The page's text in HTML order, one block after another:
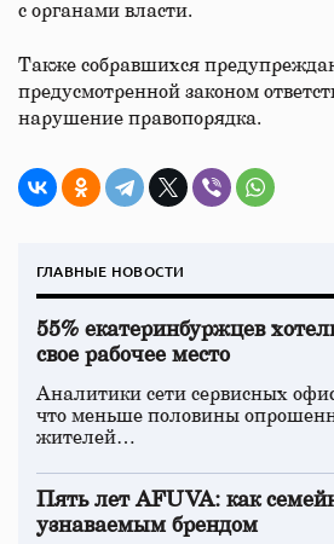
с органами власти.
Также собравшихся
предусмотренной законом
нарушение правопорядка.
ГЛАВНЫЕ НОВОСТИ
55% екатеринбуржцев
свое рабочее место
Аналитики сети сервисных
что меньше половины
жителей…
Пять лет AFUVA: как
узнаваемым брендом